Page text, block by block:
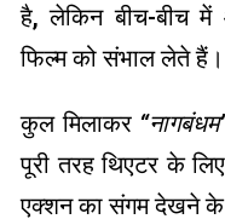
है, लेकिन बीच-बीच
फिल्म को संभाल लेते हैं।
कुल मिलाकर
पूरी तरह थिएटर के
एक्शन का संगम देखने के